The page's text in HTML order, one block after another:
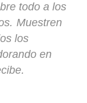
todo a los
Muestren
los
en